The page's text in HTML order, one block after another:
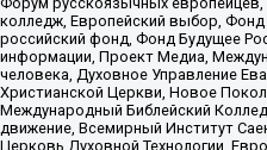
колледж, Европейский выбор,
российский фонд, Фонд Будущее
информации, Проект Медиа,
человека, Духовное Управление
Христианской Церкви, Новое
Международный Библейский
движение, Всемирный Институт
Церковь Духовной Технологии,